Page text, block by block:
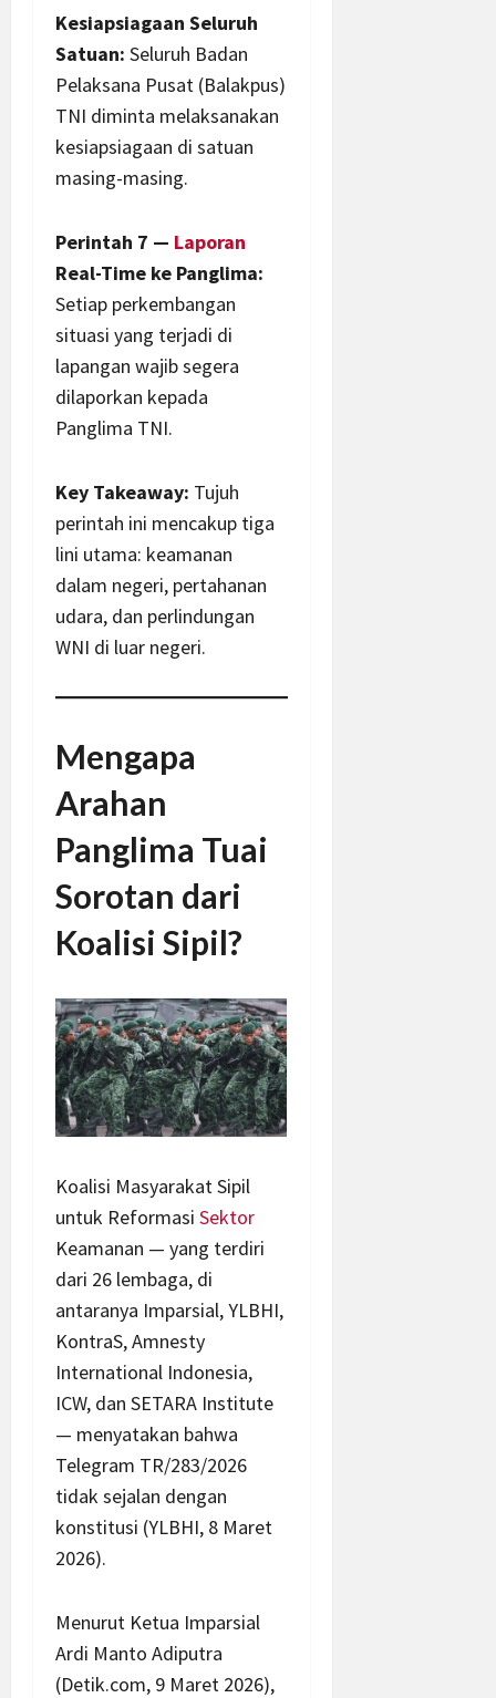
Kesiapsiagaan Seluruh
Satuan: Seluruh Badan
Pelaksana Pusat (Balakpus)
TNI diminta melaksanakan
kesiapsiagaan di satuan
masing-masing.
Perintah 7 — Laporan
Real-Time ke Panglima:
Setiap perkembangan
situasi yang terjadi di
lapangan wajib segera
dilaporkan kepada
Panglima TNI.
Key Takeaway: Tujuh
perintah ini mencakup tiga
lini utama: keamanan
dalam negeri, pertahanan
udara, dan perlindungan
WNI di luar negeri.
Mengapa
Arahan
Panglima Tuai
Sorotan dari
Koalisi Sipil?
Koalisi Masyarakat Sipil
untuk Reformasi Sektor
Keamanan — yang terdiri
dari 26 lembaga, di
antaranya Imparsial, YLBHI,
KontraS, Amnesty
International Indonesia,
ICW, dan SETARA Institute
— menyatakan bahwa
Telegram TR/283/2026
tidak sejalan dengan
konstitusi (YLBHI, 8 Maret
2026).
Menurut Ketua Imparsial
Ardi Manto Adiputra
(Detik.com, 9 Maret 2026),